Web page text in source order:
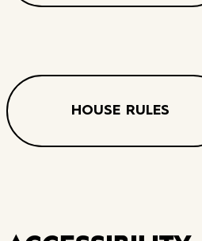
HOUSE RULES